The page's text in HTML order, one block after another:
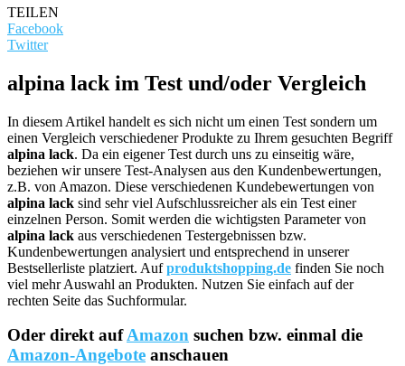
TEILEN
Facebook
Twitter
alpina lack im Test und/oder Vergleich
In diesem Artikel handelt es sich nicht um einen Test sondern um
einen Vergleich verschiedener Produkte zu Ihrem gesuchten Begriff
alpina lack. Da ein eigener Test durch uns zu einseitig wäre,
beziehen wir unsere Test-Analysen aus den Kundenbewertungen,
z.B. von Amazon. Diese verschiedenen Kundebewertungen von
alpina lack sind sehr viel Aufschlussreicher als ein Test einer
einzelnen Person. Somit werden die wichtigsten Parameter von
alpina lack aus verschiedenen Testergebnissen bzw.
Kundenbewertungen analysiert und entsprechend in unserer
Bestsellerliste platziert. Aufproduktshopping.de finden Sie noch
viel mehr Auswahl an Produkten. Nutzen Sie einfach auf der
rechten Seite das Suchformular.
Oder direkt aufAmazon suchen bzw. einmal die
Amazon-Angebote anschauen